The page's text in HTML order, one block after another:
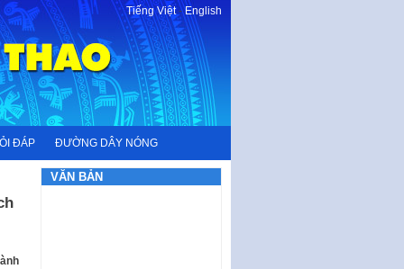
Tiếng Việt-English
ĐÁP ĐƯỜNG DÂY NÓNG
VĂN BẢN